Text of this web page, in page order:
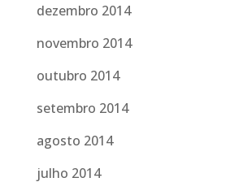
dezembro 2014
novembro 2014
outubro 2014
setembro 2014
agosto 2014
julho 2014